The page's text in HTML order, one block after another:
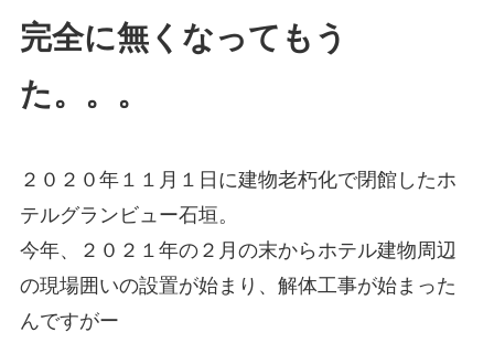
完全に無くなってもう
た。。。
２０２０年１１月１日に建物老朽化で閉館したホ
テルグランビュー石垣。
今年、２０２１年の２月の末からホテル建物周辺
の現場囲いの設置が始まり、解体工事が始まった
んですがー